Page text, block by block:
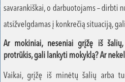
savarankiškai, o darbuotojams – dirbti
atsižvelgdamas į konkrečią situaciją,
Ar mokiniai, neseniai grįžę iš šalių,
protrūkis, gali lankyti mokyklą? Ar
Vaikai, grįžę iš minėtų šalių arba